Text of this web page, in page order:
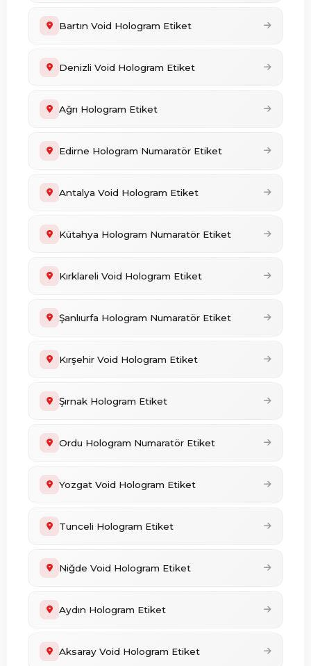
Bartın Void Hologram Etiket
Denizli Void Hologram Etiket
Ağrı Hologram Etiket
Edirne Hologram Numaratör Etiket
Antalya Void Hologram Etiket
Kütahya Hologram Numaratör Etiket
Kırklareli Void Hologram Etiket
Şanlıurfa Hologram Numaratör Etiket
Kırşehir Void Hologram Etiket
Şırnak Hologram Etiket
Ordu Hologram Numaratör Etiket
Yozgat Void Hologram Etiket
Tunceli Hologram Etiket
Niğde Void Hologram Etiket
Aydın Hologram Etiket
Aksaray Void Hologram Etiket